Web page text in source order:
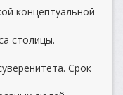
концептуальной
столицы.
Срок